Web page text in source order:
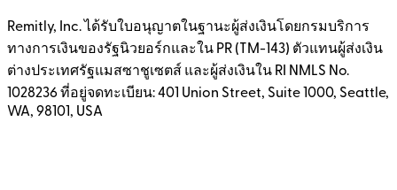
Remitly, Inc. ได้รับใบอนุญาตในฐานะผู้ส่งเงินโดยกรมบริการ
ทางการเงินของรัฐนิวยอร์กและใน PR (TM-143) ตัวแทนผู้ส่งเงิน
ต่างประเทศรัฐแมสซาชูเซตส์ และผู้ส่งเงินใน RI NMLS No.
1028236 ที่อยู่จดทะเบียน: 401 Union Street, Suite 1000, Seattle,
WA, 98101, USA